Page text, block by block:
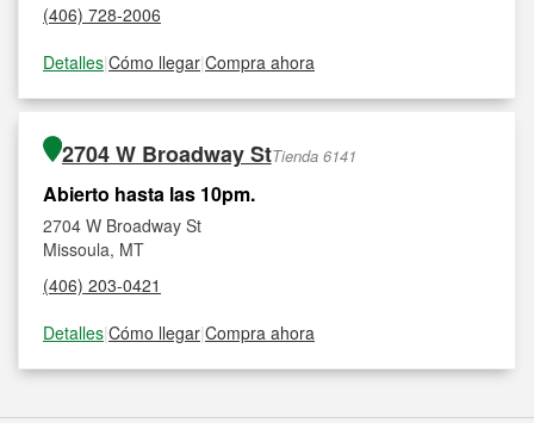
(406) 728-2006
Detalles|Cómo llegar|Compra ahora
2704 W Broadway StTienda 6141
Abierto hasta las 10pm.
2704 W Broadway St
Missoula, MT
(406) 203-0421
Detalles|Cómo llegar|Compra ahora